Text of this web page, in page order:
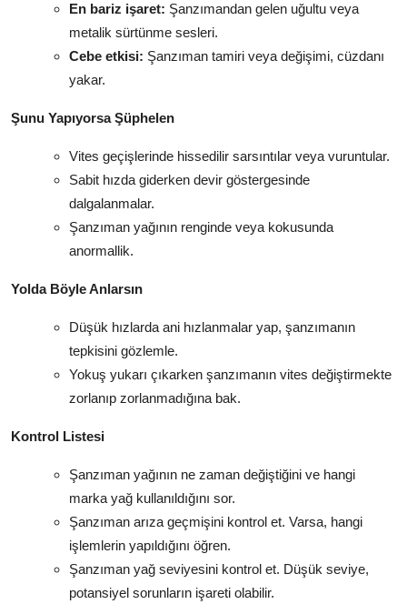
En bariz işaret: Şanzımandan gelen uğultu veya
metalik sürtünme sesleri.
Cebe etkisi: Şanzıman tamiri veya değişimi, cüzdanı
yakar.
Şunu Yapıyorsa Şüphelen
Vites geçişlerinde hissedilir sarsıntılar veya vuruntular.
Sabit hızda giderken devir göstergesinde
dalgalanmalar.
Şanzıman yağının renginde veya kokusunda
anormallik.
Yolda Böyle Anlarsın
Düşük hızlarda ani hızlanmalar yap, şanzımanın
tepkisini gözlemle.
Yokuş yukarı çıkarken şanzımanın vites değiştirmekte
zorlanıp zorlanmadığına bak.
Kontrol Listesi
Şanzıman yağının ne zaman değiştiğini ve hangi
marka yağ kullanıldığını sor.
Şanzıman arıza geçmişini kontrol et. Varsa, hangi
işlemlerin yapıldığını öğren.
Şanzıman yağ seviyesini kontrol et. Düşük seviye,
potansiyel sorunların işareti olabilir.